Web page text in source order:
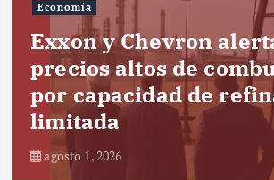
Economía
Exxon y Chevron
precios altos de
por capacidad de
limitada
agosto 1, 2026